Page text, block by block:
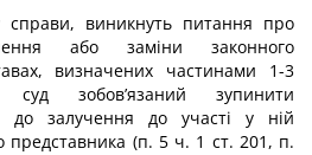
справи, виникнуть питання про
або заміни законного
визначених частинами 1-3
суд зобов’язаний зупинити
до залучення до участі у ній
представника (п. 5 ч. 1 ст. 201, п.